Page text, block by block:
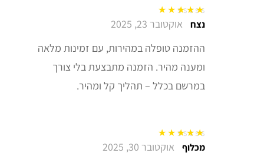
דורג5מתוך 5 נצח אוקטובר 23, 2025
ההזמנה טופלה במהירות, עם זמינות מלאה
ומענה מהיר. הזמנה מתבצעת בלי צורך
במרשם בכלל – תהליך קל ומהיר.
דורג5מתוך 5מכלוף אוקטובר 30, 2025